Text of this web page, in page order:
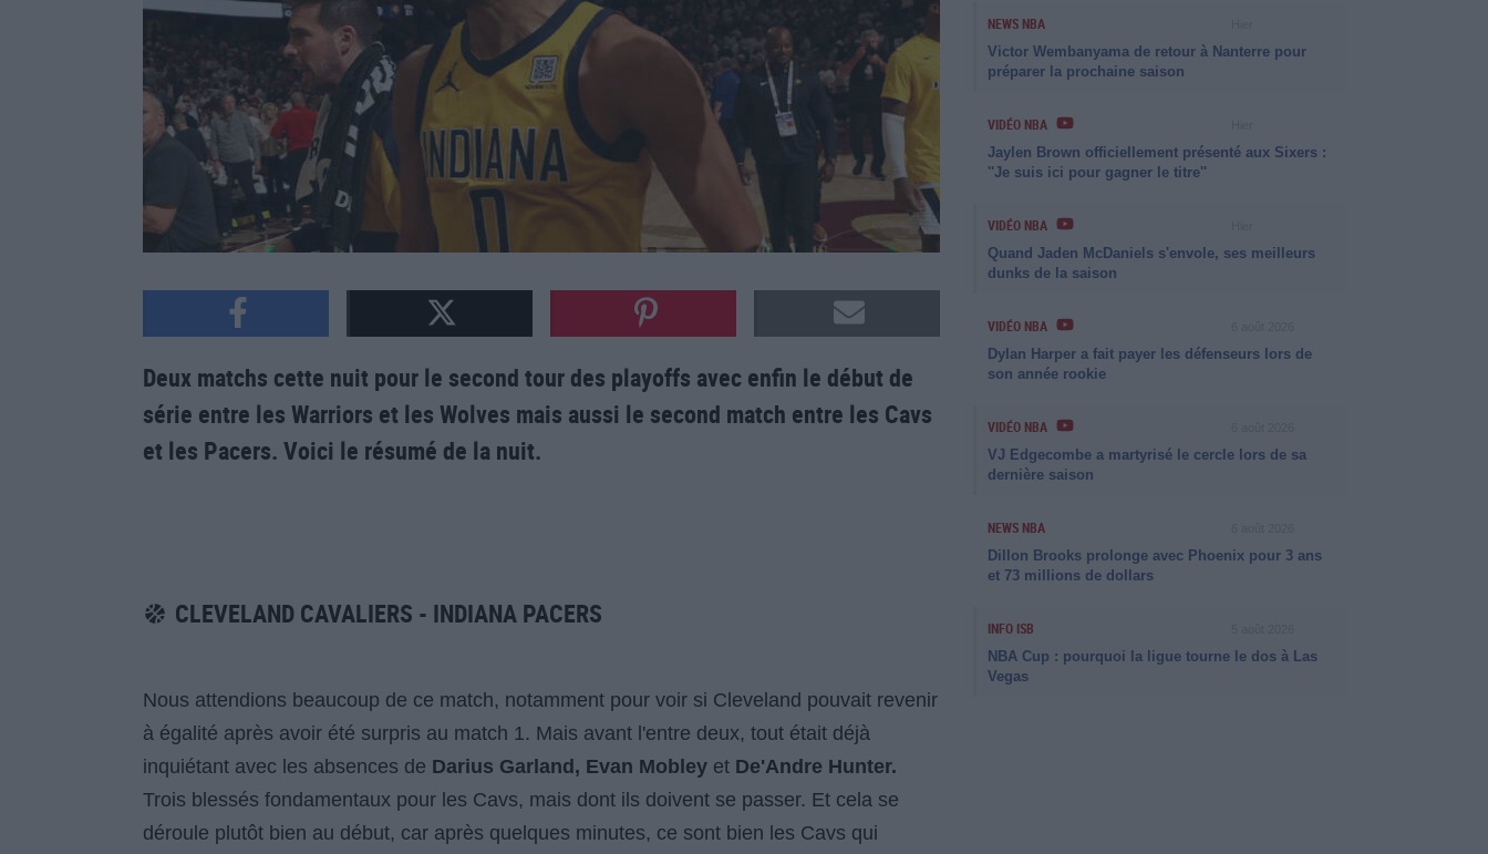
Deux matchs cette nuit pour le second tour des playoffs avec enfin le début de
série entre les Warriors et les Wolves mais aussi le second match entre les Cavs
et les Pacers. Voici le résumé de la nuit.
CLEVELAND CAVALIERS - INDIANA PACERS
Nous attendions beaucoup de ce match, notamment pour voir si Cleveland pouvait revenir
à égalité après avoir été surpris au match 1. Mais avant l'entre deux, tout était déjà
inquiétant avec les absences de Darius Garland, Evan Mobley et De'Andre Hunter.
Trois blessés fondamentaux pour les Cavs, mais dont ils doivent se passer. Et cela se
déroule plutôt bien au début, car après quelques minutes, ce sont bien les Cavs qui
NEWS NBA
Victor Wembanyama de retour à Nanterre pour
préparer la prochaine saison
VIDÉO NBA
Jaylen Brown officiellement présenté aux Sixers :
''Je suis ici pour gagner le titre''
VIDÉO NBA
Quand Jaden McDaniels s'envole, ses meilleurs
dunks de la saison
VIDÉO NBA
Dylan Harper a fait payer les défenseurs lors de
son année rookie
VIDÉO NBA
VJ Edgecombe a martyrisé le cercle lors de sa
dernière saison
NEWS NBA
Dillon Brooks prolonge avec Phoenix pour 3 ans
et 73 millions de dollars
INFO ISB
NBA Cup : pourquoi la ligue tourne le dos à Las
Vegas